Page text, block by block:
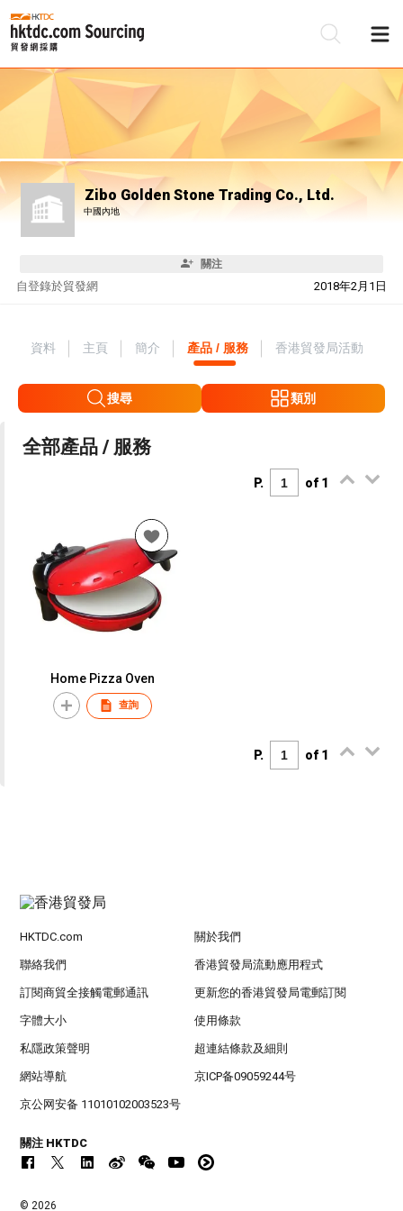
Zibo Golden Stone Trading Co., Ltd.
中國內地
關注
自 2018年2月1日
登錄於貿發網
資料 主頁 簡介 產品 / 服務 香港貿發局活動
搜尋 類別
全部產品 / 服務
P. of 1
Home Pizza Oven
查詢
P. of 1
HKTDC.com 關於我們
聯絡我們 香港貿發局流動應用程式
訂閱商貿全接觸電郵通訊 更新您的香港貿發局電郵訂閱
字體大小 使用條款
私隱政策聲明 超連結條款及細則
網站導航 京ICP备09059244号
京公网安备 11010102003523号
關注 HKTDC
© 2026